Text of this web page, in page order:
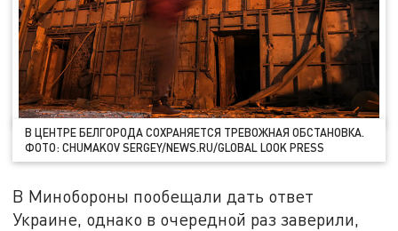
В ЦЕНТРЕ БЕЛГОРОДА СОХРАНЯЕТСЯ ТРЕВОЖНАЯ ОБСТАНОВКА.
ФОТО: CHUMAKOV SERGEY/NEWS.RU/GLOBAL LOOK PRESS
В Минобороны пообещали дать ответ
Украине, однако в очередной раз заверили,